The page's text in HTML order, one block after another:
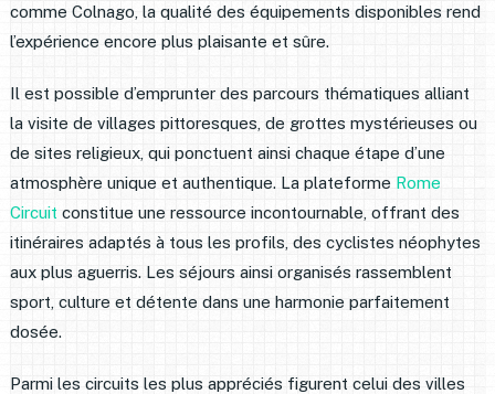
comme Colnago, la qualité des équipements disponibles rend
l’expérience encore plus plaisante et sûre.
Il est possible d’emprunter des parcours thématiques alliant
la visite de villages pittoresques, de grottes mystérieuses ou
de sites religieux, qui ponctuent ainsi chaque étape d’une
atmosphère unique et authentique. La plateforme Rome
Circuit constitue une ressource incontournable, offrant des
itinéraires adaptés à tous les profils, des cyclistes néophytes
aux plus aguerris. Les séjours ainsi organisés rassemblent
sport, culture et détente dans une harmonie parfaitement
dosée.
Parmi les circuits les plus appréciés figurent celui des villes